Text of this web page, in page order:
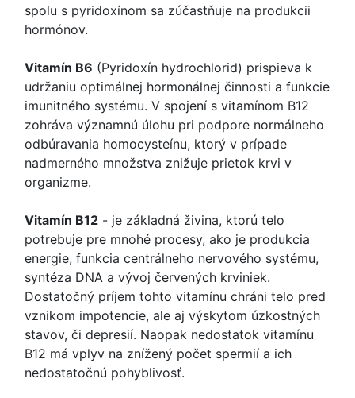
spolu s pyridoxínom sa zúčastňuje na produkcii
hormónov.
Vitamín B6 (Pyridoxín hydrochlorid) prispieva k
udržaniu optimálnej hormonálnej činnosti a funkcie
imunitného systému. V spojení s vitamínom B12
zohráva významnú úlohu pri podpore normálneho
odbúravania homocysteínu, ktorý v prípade
nadmerného množstva znižuje prietok krvi v
organizme.
Vitamín B12 - je základná živina, ktorú telo
potrebuje pre mnohé procesy, ako je produkcia
energie, funkcia centrálneho nervového systému,
syntéza DNA a vývoj červených krviniek.
Dostatočný príjem tohto vitamínu chráni telo pred
vznikom impotencie, ale aj výskytom úzkostných
stavov, či depresií. Naopak nedostatok vitamínu
B12 má vplyv na znížený počet spermií a ich
nedostatočnú pohyblivosť.